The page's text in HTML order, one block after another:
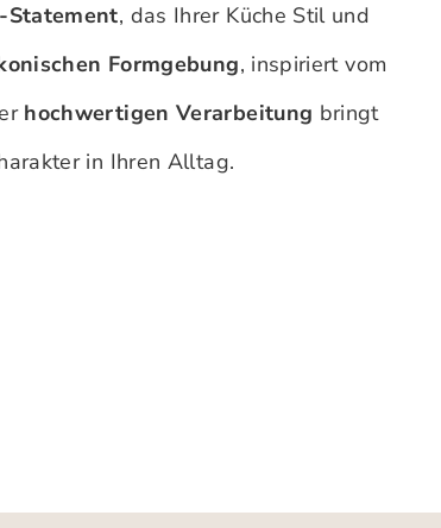
Statement, das Ihrer Küche Stil und
Formgebung, inspiriert vom
hochwertigen Verarbeitung bringt
in Ihren Alltag.